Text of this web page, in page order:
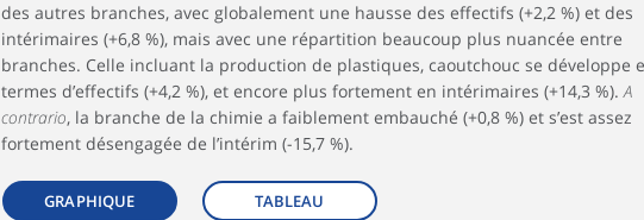
des autres branches, avec globalement une hausse des effectifs (+2,2 %) et des
intérimaires (+6,8 %), mais avec une répartition beaucoup plus nuancée entre
branches. Celle incluant la production de plastiques, caoutchouc se développe
termes d’effectifs (+4,2 %), et encore plus fortement en intérimaires (+14,3 %).A
contrario, la branche de la chimie a faiblement embauché (+0,8 %) et s’est assez
fortement désengagée de l’intérim (-15,7 %).
GRAPHIQUE TABLEAU